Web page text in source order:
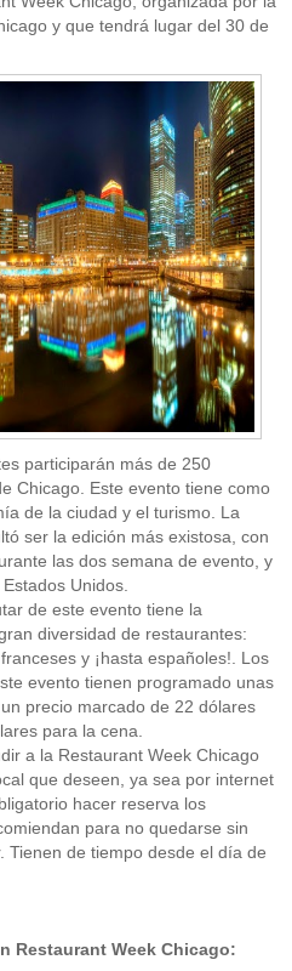
y que tendrá lugar del 30 de
participarán más de 250
Chicago. Este evento tiene como
de la ciudad y el turismo. La
ser la edición más existosa, con
las dos semana de evento, y
Unidos.
de este evento tiene la
diversidad de restaurantes:
y ¡hasta españoles!. Los
evento tienen programado unas
precio marcado de 22 dólares
para la cena.
a la Restaurant Week Chicago
que deseen, ya sea por internet
hacer reserva los
para no quedarse sin
Tienen de tiempo desde el día de
Restaurant Week Chicago: